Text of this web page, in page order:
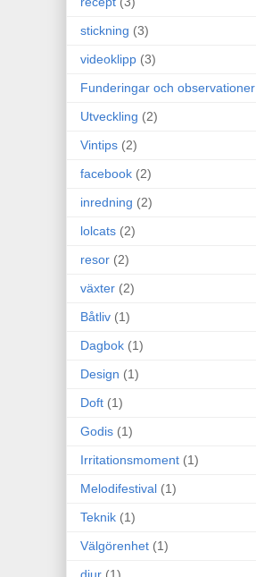
stickning (3)
videoklipp (3)
Funderingar och observationer
Utveckling (2)
Vintips (2)
facebook (2)
inredning (2)
lolcats (2)
resor (2)
växter (2)
Båtliv (1)
Dagbok (1)
Design (1)
Doft (1)
Godis (1)
Irritationsmoment (1)
Melodifestival (1)
Teknik (1)
Välgörenhet (1)